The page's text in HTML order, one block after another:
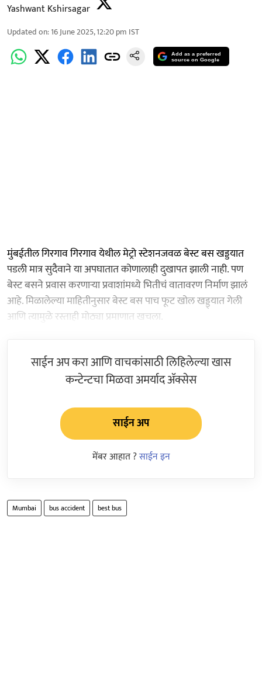
Yashwant Kshirsagar
Updated on:16 June 2025, 12:20 pm IST
Add as a preferred
source on Google
मुंबईतील गिरगाव गिरगाव येथील मेट्रो स्टेशनजवळ बेस्ट बस खड्डयात
पडली मात्र सुदैवाने या अपघातात कोणालाही दुखापत झाली नाही. पण
बेस्ट बसने प्रवास करणाऱ्या प्रवाशांमध्ये भितीचं वातावरण निर्माण झालं
आहे. मिळालेल्या माहितीनुसार बेस्ट बस पाच फूट खोल खड्ड्यात गेली
आणि त्यामुळे रस्ताही मोठ्या प्रमाणात खचला.
साईन अप करा आणि वाचकांसाठी लिहिलेल्या खास
कन्टेन्टचा मिळवा अमर्याद ॲक्सेस
साईन अप
मेंबर आहात ?साईन इन
Mumbai bus accident best bus